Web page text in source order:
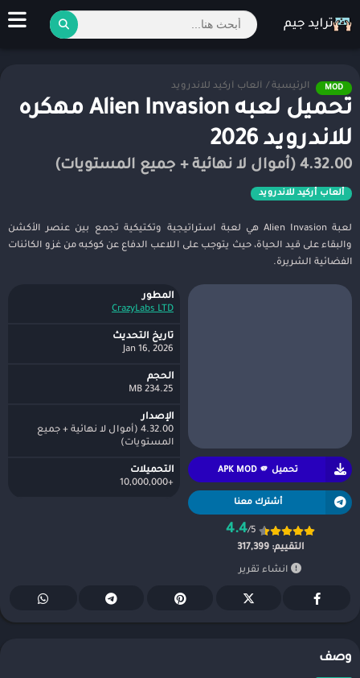
MOD الرئيسية / ألعاب أركيد للاندرويد
تحميل لعبه Alien Invasion مهكره
للاندرويد 2026
4.32.00 (أموال لا نهائية + جميع المستويات)
ألعاب أركيد للاندرويد
لعبة Alien Invasion هي لعبة استراتيجية وتكتيكية تجمع بين عنصر الأكشن
والبقاء على قيد الحياة، حيث يتوجب على اللاعب الدفاع عن كوكبه من غزو الكائنات
الفضائية الشريرة.
تحميل APK MOD 🫵
أشترك معنا
4.4/5
التقييم:317,399
انشاء تقرير
المطور
CrazyLabs LTD
تاريخ التحديث
Jan 16, 2026
الحجم
234.25 MB
الإصدار
4.32.00 (أموال لا نهائية + جميع
المستويات)
التحميلات
+10,000,000
وصف